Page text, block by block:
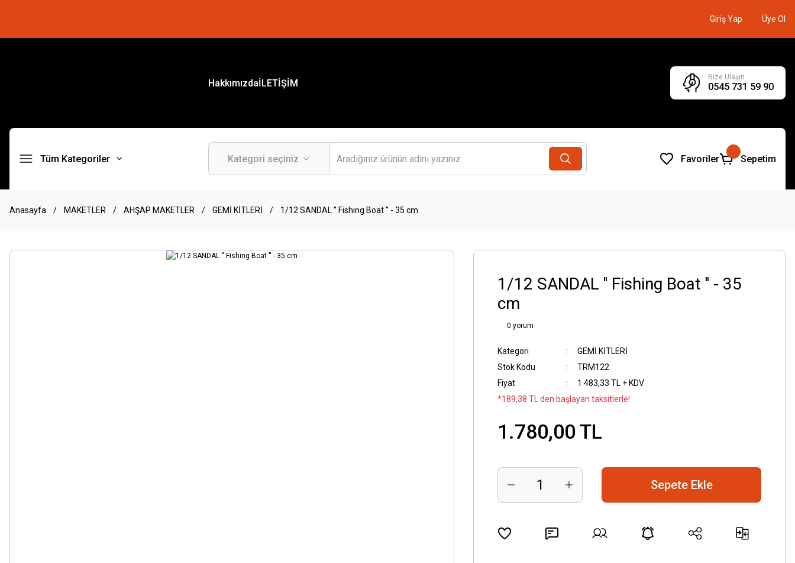
Giriş Yap Üye Ol
HakkımızdaİLETİŞİM
Bize Ulaşın
0545 731 59 90
Tüm Kategoriler Favoriler Sepetim
Anasayfa MAKETLER AHŞAP MAKETLER GEMİ KİTLERİ 1/12 SANDAL '' Fishing Boat '' - 35 cm
1/12 SANDAL '' Fishing Boat '' - 35
cm
0 yorum
Kategori
GEMİ KİTLERİ
Stok Kodu
TRM122
Fiyat
1.483,33 TL + KDV
*189,38 TL den başlayan taksitlerle!
1.780,00 TL
Sepete Ekle